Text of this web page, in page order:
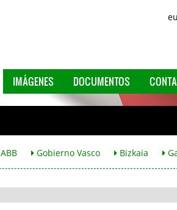
eu
IMÁGENES DOCUMENTOS
ABB Gobierno Vasco Bizkaia